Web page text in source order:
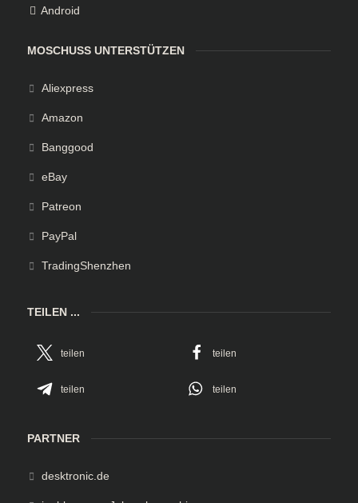
Android
MOSCHUSS UNTERSTÜTZEN
Aliexpress
Amazon
Banggood
eBay
Patreon
PayPal
TradingShenzhen
TEILEN ...
teilen teilen
teilen teilen
PARTNER
desktronic.de